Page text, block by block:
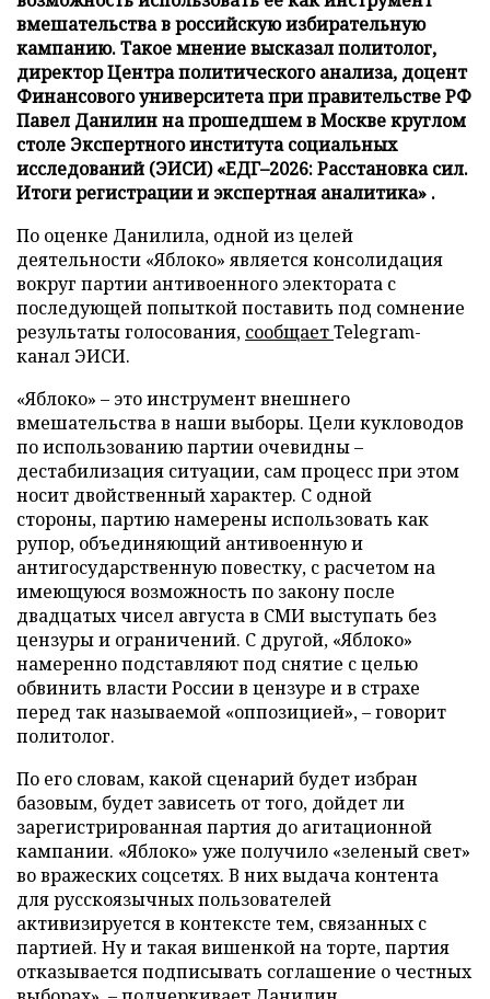
вмешательства в российскую избирательную
кампанию. Такое мнение высказал политолог,
директор Центра политического анализа, доцент
Финансового университета при правительстве РФ
Павел Данилин на прошедшем в Москве круглом
столе Экспертного института социальных
исследований (ЭИСИ) «ЕДГ–2026: Расстановка сил.
Итоги регистрации и экспертная аналитика» .
По оценке Данилила, одной из целей
деятельности «Яблоко» является консолидация
вокруг партии антивоенного электората с
последующей попыткой поставить под сомнение
результаты голосования, сообщаетTelegram-
канал ЭИСИ.
«Яблоко» – это инструмент внешнего
вмешательства в наши выборы. Цели кукловодов
по использованию партии очевидны –
дестабилизация ситуации, сам процесс при этом
носит двойственный характер. С одной
стороны, партию намерены использовать как
рупор, объединяющий антивоенную и
антигосударственную повестку, с расчетом на
имеющуюся возможность по закону после
двадцатых чисел августа в СМИ выступать без
цензуры и ограничений. С другой, «Яблоко»
намеренно подставляют под снятие с целью
обвинить власти России в цензуре и в страхе
перед так называемой «оппозицией», – говорит
политолог.
По его словам, какой сценарий будет избран
базовым, будет зависеть от того, дойдет ли
зарегистрированная партия до агитационной
кампании. «Яблоко» уже получило «зеленый свет»
во вражеских соцсетях. В них выдача контента
для русскоязычных пользователей
активизируется в контексте тем, связанных с
партией. Ну и такая вишенкой на торте, партия
отказывается подписывать соглашение о честных